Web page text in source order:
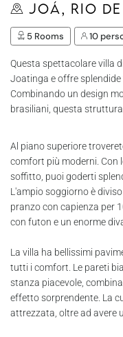
Joá, Rio
5 Rooms 10
Questa spettacolare villa
Joatinga e offre
Combinando un design
brasiliani, questa
Al piano superiore
comfort più moderni. Con
soffitto, puoi goderti
L'ampio soggiorno è
pranzo con capienza per
con futon e un enorme
La villa ha bellissimi
tutti i comfort. Le pareti
stanza piacevole,
effetto sorprendente. La
attrezzata, oltre ad avere